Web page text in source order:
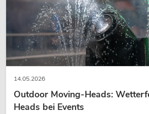
14.05.2026
Outdoor Moving-Heads:
Heads bei Events